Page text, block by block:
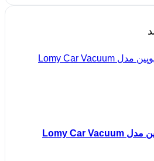
جارو شارژی شیائومی یوپین مدل Lomy Car Vacuum